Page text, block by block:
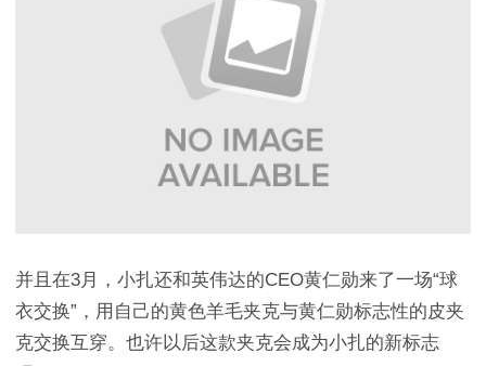
并且在3月，小扎还和英伟达的CEO黄仁勋来了一场“球
衣交换”，用自己的黄色羊毛夹克与黄仁勋标志性的皮夹
克交换互穿。也许以后这款夹克会成为小扎的新标志